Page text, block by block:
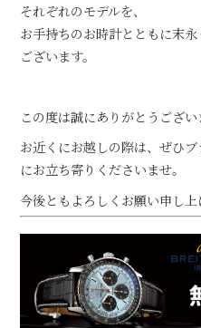
それぞれのモデルを、
お手持ちのお時計とともに末
ございます。
この度は誠にありがとうござい
お近くにお越しの際は、ぜひ
にお立ち寄りくださいませ。
今後ともよろしくお願い申し上